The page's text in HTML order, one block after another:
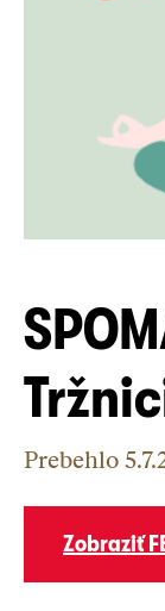
Prebehlo
Zobraziť